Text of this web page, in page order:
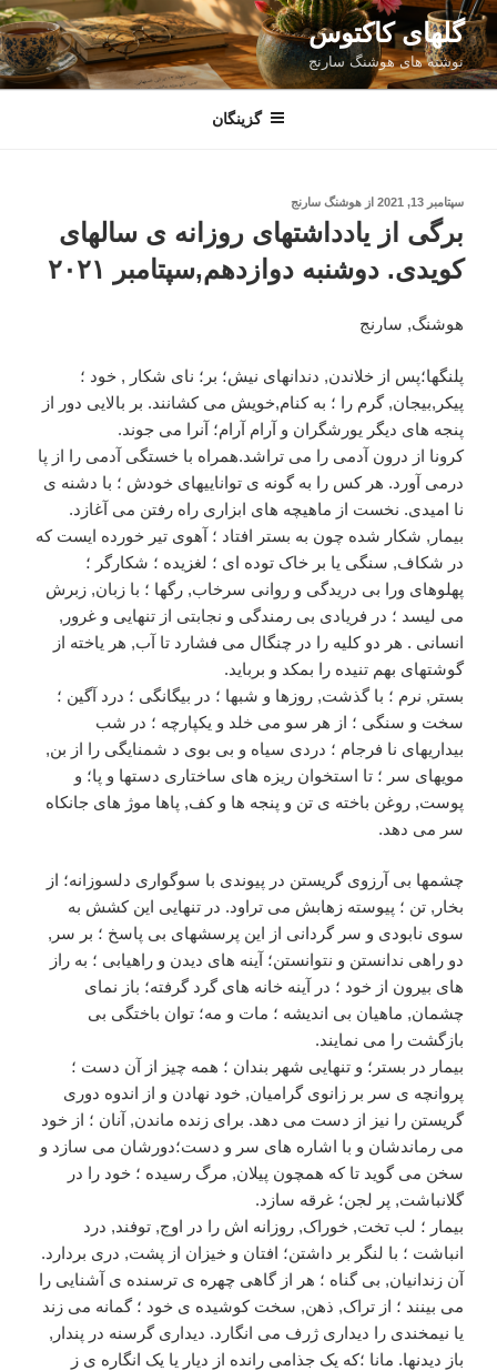
رفتن
به
محتوا
گلهای کاکتوس
نوشته های هوشنگ سارنج
گزینگان
نوشته‌شده
سپتامبر 13, 2021 از هوشنگ سارنج
برگی از یادداشتهای روزانه ی سالهای
کویدی. دوشنبه دوازدهم,سپتامبر ۲۰۲۱
هوشنگ, سارنج
پلنگها؛پس از خلاندن, دندانهای نیش؛ بر؛ نای شکار , خود ؛
پیکر,بیجان, گرم را ؛ به کنام,خویش می کشانند. بر بالایی دور از
پنجه های دیگر یورشگران و آرام آرام؛ آنرا می جوند.
کرونا از درون آدمی را می تراشد.همراه با خستگی آدمی را از پا
درمی آورد. هر کس را به گونه ی تواناییهای خودش ؛ با دشنه ی
نا امیدی. نخست از ماهیچه های ابزاری راه رفتن می آغازد.
بیمار, شکار شده چون به بستر افتاد ؛ آهوی تیر خورده ایست که
در شکاف, سنگی یا بر خاک توده ای ؛ لغزیده ؛ شکارگر ؛
پهلوهای ورا بی دریدگی و روانی سرخاب, رگها ؛ با زبان, زبرش
می لیسد ؛ در فریادی بی رمندگی و نجابتی از تنهایی و غرور,
انسانی . هر دو کلیه را در چنگال می فشارد تا آب, هر یاخته از
گوشتهای بهم تنیده را بمکد و برباید.
بستر, نرم ؛ با گذشت, روزها و شبها ؛ در بیگانگی ؛ درد آگین ؛
سخت و سنگی ؛ از هر سو می خلد و یکپارچه ؛ در شب
بیداریهای نا فرجام ؛ دردی سیاه و بی بوی د شمنایگی را از بن,
مویهای سر ؛ تا استخوان ریزه های ساختاری دستها و پا؛ و
پوست, روغن باخته ی تن و پنجه ها و کف, پاها موژ های جانکاه
سر می دهد.
چشمها بی آرزوی گریستن در پیوندی با سوگواری دلسوزانه؛ از
بخار, تن ؛ پیوسته زهابش می تراود. در تنهایی این کشش به
سوی نابودی و سر گردانی از این پرسشهای بی پاسخ ؛ بر سر,
دو راهی ندانستن و نتوانستن؛ آینه های دیدن و راهیابی ؛ به راز
های بیرون از خود ؛ در آینه خانه های گرد گرفته؛ باز نمای
چشمان, ماهیان بی اندیشه ؛ مات و مه؛ توان باختگی بی
بازگشت را می نمایند.
بیمار در بستر؛ و تنهایی شهر بندان ؛ همه چیز از آن دست ؛
پروانچه ی سر بر زانوی گرامیان, خود نهادن و از اندوه دوری
گریستن را نیز از دست می دهد. برای زنده ماندن, آنان ؛ از خود
می رماندشان و با اشاره های سر و دست؛دورشان می سازد و
سخن می گوید تا که همچون پیلان, مرگ رسیده ؛ خود را در
گلانباشت, پر لجن؛ غرقه سازد.
بیمار ؛ لب تخت, خوراک, روزانه اش را در اوج, توفند, درد
انباشت ؛ با لنگر بر داشتن؛ افتان و خیزان از پشت, دری بردارد.
آن زندانیان, بی گناه ؛ هر از گاهی چهره ی ترسنده ی آشنایی را
می بینند ؛ از تراک, ذهن, سخت کوشیده ی خود ؛ گمانه می زند
یا نیمخندی را دیداری ژرف می انگارد. دیداری گرسنه در پندار,
باز دیدنها. مانا ؛که یک جذامی رانده از دیار یا یک انگاره ی ز